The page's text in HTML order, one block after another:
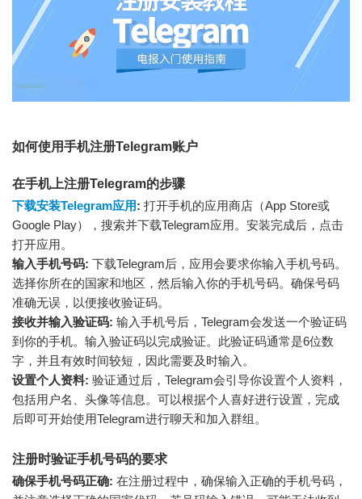
如何使用手机注册Telegram账户
在手机上注册Telegram的步骤
下载安装Telegram应用: 打开手机的应用商店（App Store或
Google Play），搜索并下载Telegram应用。安装完成后，点击
打开应用。
输入手机号码: 下载Telegram后，应用会要求你输入手机号码。
选择你所在的国家和地区，然后输入你的手机号码。确保号码
准确无误，以便接收验证码。
接收并输入验证码: 输入手机号后，Telegram会发送一个验证码
到你的手机。输入验证码以完成验证。此验证码通常是6位数
字，并且有效时间较短，因此需要及时输入。
设置个人资料: 验证通过后，Telegram会引导你设置个人资料，
包括用户名、头像等信息。可以根据个人喜好进行设置，完成
后即可开始使用Telegram进行聊天和加入群组。
注册时验证手机号码的要求
确保手机号码正确: 在注册过程中，确保输入正确的手机号码，